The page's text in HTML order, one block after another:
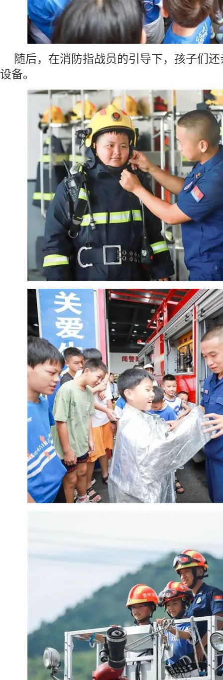
随后，在消防指战员的引导下，孩子们
设备。